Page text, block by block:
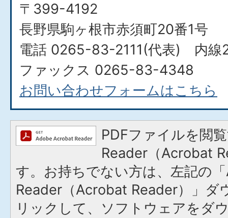
〒399-4192
長野県駒ヶ根市赤須町20番1号
電話 0265-83-2111(代表) 内線
ファックス 0265-83-4348
お問い合わせフォームはこちら
PDFファイルを閲
Reader（Acrobat
す。お持ちでない方は、左記の
Reader（Acrobat Reader）」ダ
リックして、ソフトウェアをダ